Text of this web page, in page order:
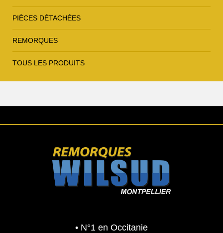
PIÈCES DÉTACHÉES
REMORQUES
TOUS LES PRODUITS
• N°1 en Occitanie